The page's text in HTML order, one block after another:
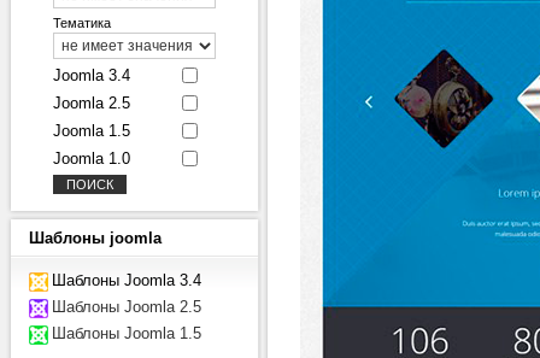
Тематика
Joomla 3.4
Joomla 2.5
Joomla 1.5
Joomla 1.0
Шаблоны joomla
Шаблоны Joomla 3.4
Шаблоны Joomla 2.5
Шаблоны Joomla 1.5